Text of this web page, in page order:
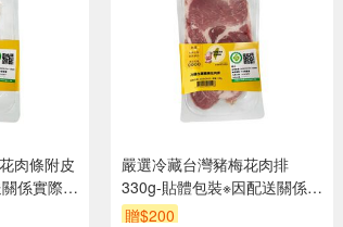
肉條附皮
係實際到
嚴選冷藏台灣豬梅花肉排
330g-貼體包裝※因配送關係實
際到貨效期約2-3天
贈$200